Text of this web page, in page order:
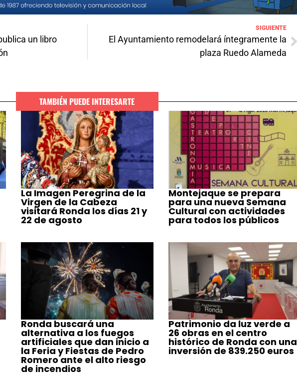
un libro
SIGUIENTE
El Ayuntamiento remodelará íntegramente la
plaza Ruedo Alameda
TAMBIÉN PUEDE INTERESARTE
La Imagen Peregrina de la
Virgen de la Cabeza
visitará Ronda los días 21 y
22 de agosto
Montejaque se prepara
para una nueva Semana
Cultural con actividades
para todos los públicos
Ronda buscará una
alternativa a los fuegos
artificiales que dan inicio a
la Feria y Fiestas de Pedro
Romero ante el alto riesgo
de incendios
Patrimonio da luz verde a
26 obras en el centro
histórico de Ronda con una
inversión de 839.250 euros